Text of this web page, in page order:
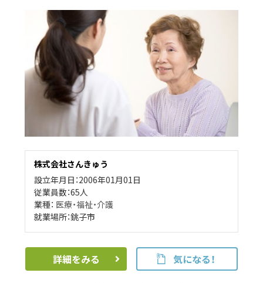
株式会社さんきゅう
設立年月日：2006年01月01日
従業員数：65人
業種： 医療・福祉・介護
就業場所：銚子市
詳細をみる 気になる！